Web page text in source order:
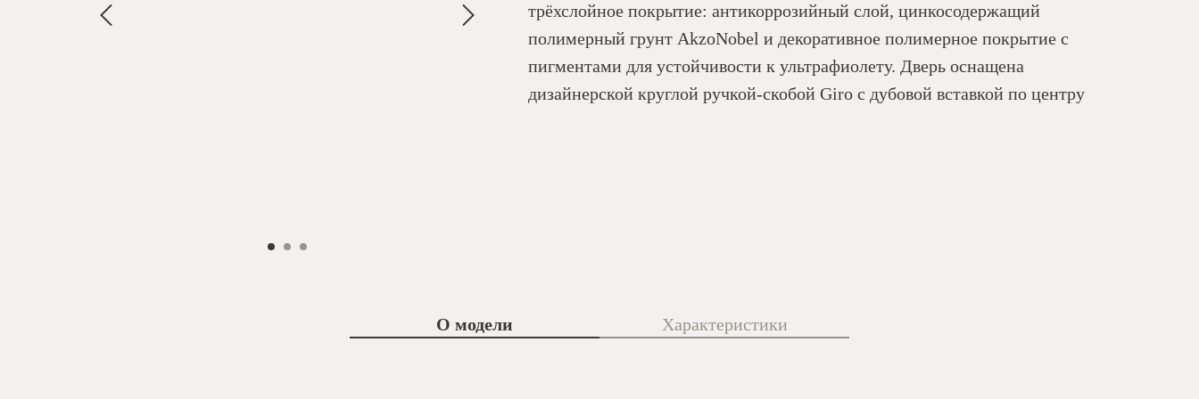
трёхслойное покрытие: антикоррозийный слой, цинкосодержащий
полимерный грунт AkzoNobel и декоративное полимерное покрытие с
пигментами для устойчивости к ультрафиолету. Дверь оснащена
дизайнерской круглой ручкой-скобой Giro с дубовой вставкой по центру
О модели Характеристики